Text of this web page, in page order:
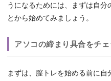
うになるためには、まずは自分
とから始めてみましょう。
アソコの締まり具合をチ
まずは、膣トレを始める前に